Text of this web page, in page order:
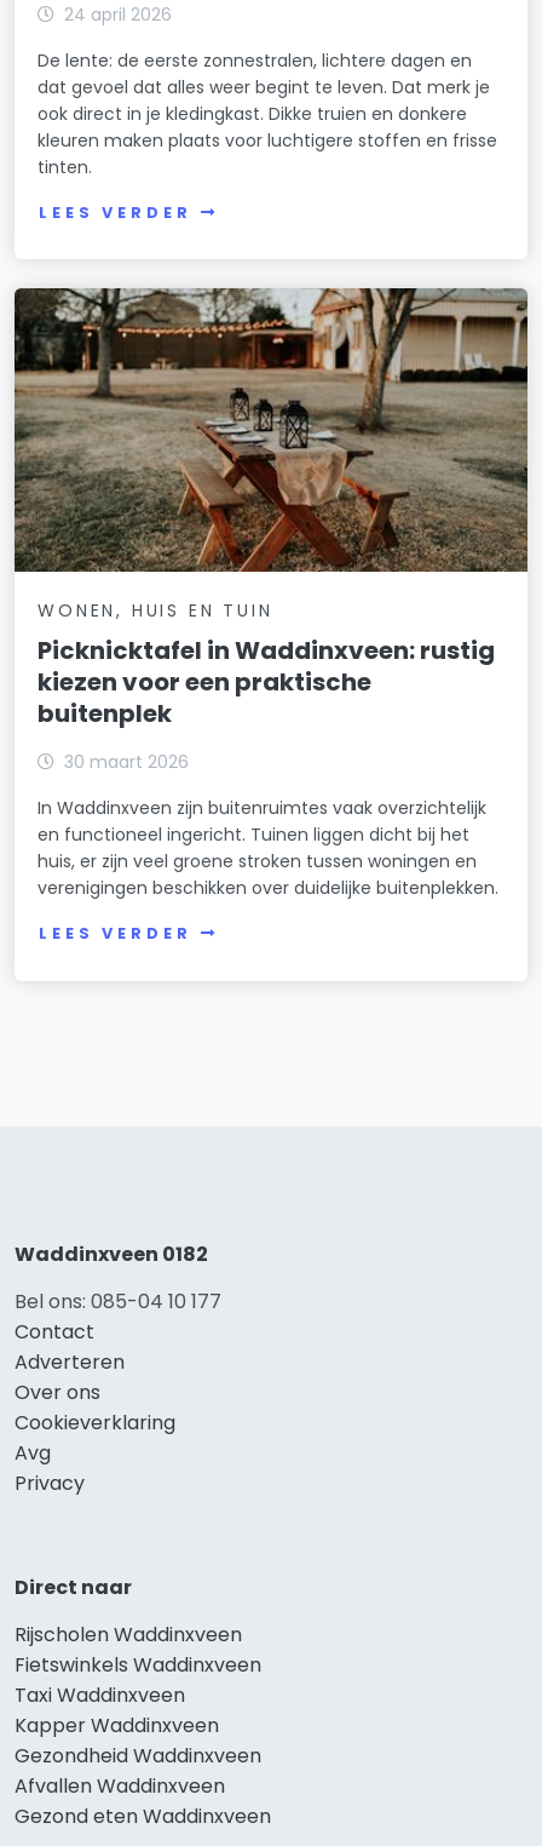
24 april 2026
De lente: de eerste zonnestralen, lichtere dagen en
dat gevoel dat alles weer begint te leven. Dat merk je
ook direct in je kledingkast. Dikke truien en donkere
kleuren maken plaats voor luchtigere stoffen en frisse
tinten.
LEES VERDER
WONEN, HUIS EN TUIN
Picknicktafel in Waddinxveen: rustig
kiezen voor een praktische
buitenplek
30 maart 2026
In Waddinxveen zijn buitenruimtes vaak overzichtelijk
en functioneel ingericht. Tuinen liggen dicht bij het
huis, er zijn veel groene stroken tussen woningen en
verenigingen beschikken over duidelijke buitenplekken.
LEES VERDER
Waddinxveen 0182
Bel ons: 085-04 10 177
Contact
Adverteren
Over ons
Cookieverklaring
Avg
Privacy
Direct naar
Rijscholen Waddinxveen
Fietswinkels Waddinxveen
Taxi Waddinxveen
Kapper Waddinxveen
Gezondheid Waddinxveen
Afvallen Waddinxveen
Gezond eten Waddinxveen